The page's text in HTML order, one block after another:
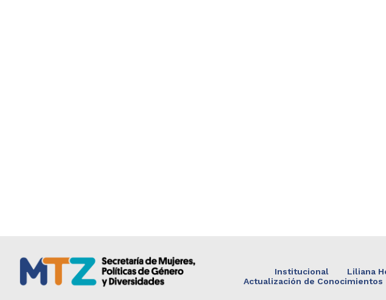
Institucional Liliana
Actualización de Conocimientos